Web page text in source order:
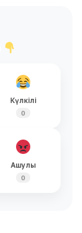
Күлкілі
0
Ашулы
0